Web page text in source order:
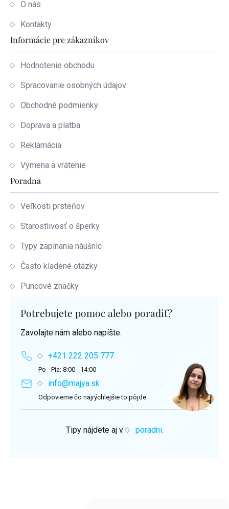
O nás
Kontakty
Informácie pre zákazníkov
Hodnotenie obchodu
Spracovanie osobných údajov
Obchodné podmienky
Doprava a platba
Reklamácia
Výmena a vrátenie
Poradna
Veľkosti prsteňov
Starostlivosť o šperky
Typy zapínania náušníc
Často kladené otázky
Puncové značky
Potrebujete pomoc alebo poradiť?
Zavolajte nám alebo napíšte.
+421 222 205 777
Po - Pia: 8:00 - 14:00
info@majya.sk
Odpovieme čo najrýchlejšie to pôjde
Tipy nájdete aj v poradni.